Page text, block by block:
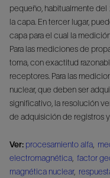
pequeño, habitualmente
la capa. En tercer lugar,
capa para el cual la
Para las mediciones de
toma, con exactitud
receptores. Para las
nuclear, que deben ser
significativo, la resolución
de adquisición de registros
Ver: procesamiento alfa
electromagnética factor
magnética nuclear,